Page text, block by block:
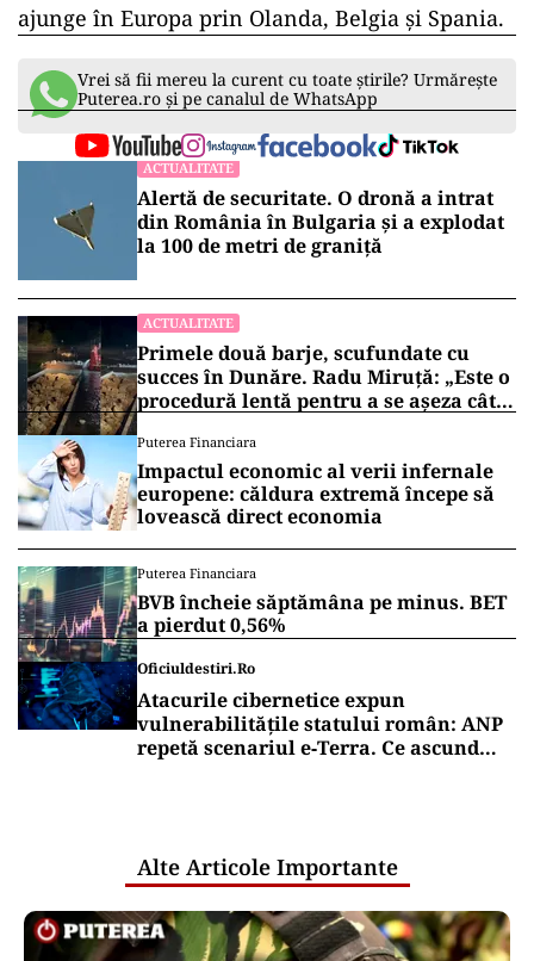
ajunge în Europa prin Olanda, Belgia şi Spania.
Vrei să fii mereu la curent cu toate știrile? Urmărește
Puterea.ro și pe canalul de WhatsApp
ACTUALITATE
Alertă de securitate. O dronă a intrat
din România în Bulgaria şi a explodat
la 100 de metri de graniţă
ACTUALITATE
Primele două barje, scufundate cu
succes în Dunăre. Radu Miruță: „Este o
procedură lentă pentru a se așeza cât
Puterea Financiara
Impactul economic al verii infernale
europene: căldura extremă începe să
lovească direct economia
Puterea Financiara
BVB încheie săptămâna pe minus. BET
a pierdut 0,56%
Oficiuldestiri.ro
Atacurile cibernetice expun
vulnerabilitățile statului român: ANP
repetă scenariul e‑Terra. Ce ascund
Alte Articole Importante